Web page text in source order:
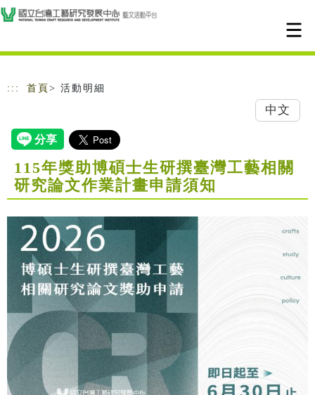
跳到主要內容
網站導覽
::: 首頁 > 活動明細
中文
115年獎助博碩士生研撰臺灣工藝相關
研究論文作業計畫申請須知